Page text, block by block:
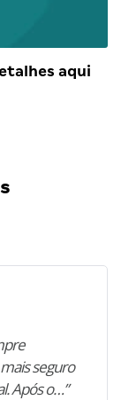
aqui
seguro
Após o…”